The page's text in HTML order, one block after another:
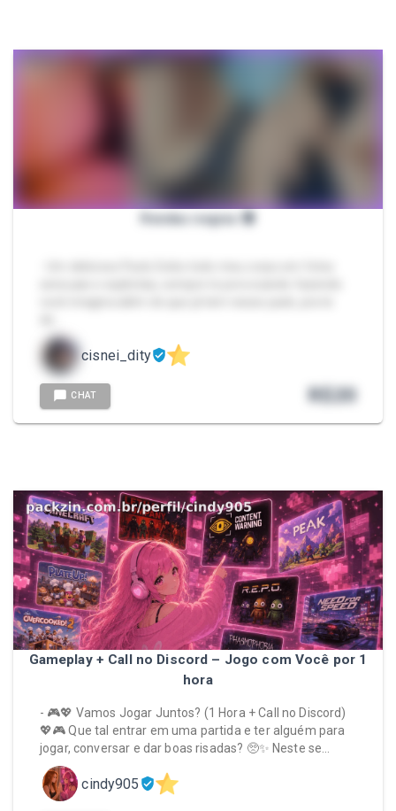
Rendas negras 🔞
cisnei_dity
CHAT R$20
Gameplay + Call no Discord – Jogo com Você por 1
hora
- 🎮💖 Vamos Jogar Juntos? (1 Hora + Call no Discord)
💖🎮 Que tal entrar em uma partida e ter alguém para
jogar, conversar e dar boas risadas? 🥺✨ Neste se…
cindy905